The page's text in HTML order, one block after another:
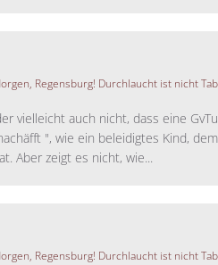
Regensburg! Durchlaucht ist nicht
vielleicht auch nicht, dass eine
", wie ein beleidigtes Kind,
Aber zeigt es nicht, wie...
Regensburg! Durchlaucht ist nicht